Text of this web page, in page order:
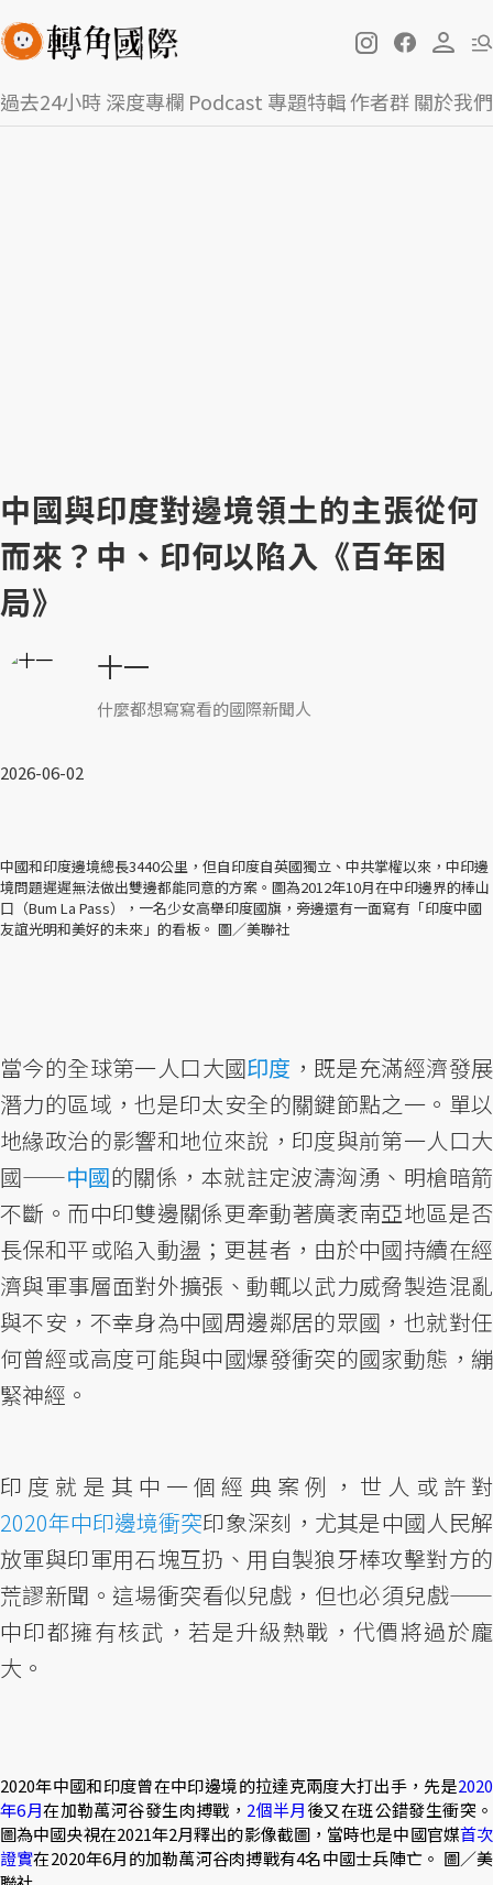
過去24小時深度專欄 Podcast 專題特輯作者群關於我們
中國與印度對邊境領土的主張從何
而來？中、印何以陷入《百年困
局》
十一
什麼都想寫寫看的國際新聞人
2026-06-02
中國和印度邊境總長3440公里，但自印度自英國獨立、中共掌權以來，中印邊
境問題遲遲無法做出雙邊都能同意的方案。圖為2012年10月在中印邊界的棒山
口（Bum La Pass），一名少女高舉印度國旗，旁邊還有一面寫有「印度中國
友誼光明和美好的未來」的看板。 圖／美聯社
當今的全球第一人口大國印度 ，既是充滿經濟發展
潛力的區域，也是印太安全的關鍵節點之一。單以
地緣政治的影響和地位來說，印度與前第一人口大
國——中國的關係，本就註定波濤洶湧、明槍暗箭
不斷。而中印雙邊關係更牽動著廣袤南亞地區是否
長保和平或陷入動盪；更甚者，由於中國持續在經
濟與軍事層面對外擴張、動輒以武力威脅製造混亂
與不安，不幸身為中國周邊鄰居的眾國，也就對任
何曾經或高度可能與中國爆發衝突的國家動態，繃
緊神經。
印度就是其中一個經典案例，世人或許對
2020年中印邊境衝突印象深刻，尤其是中國人民解
放軍與印軍用石塊互扔、用自製狼牙棒攻擊對方的
荒謬新聞。這場衝突看似兒戲，但也必須兒戲——
中印都擁有核武，若是升級熱戰，代價將過於龐
大。
2020年中國和印度曾在中印邊境的拉達克兩度大打出手，先是2020
年6月在加勒萬河谷發生肉搏戰， 2個半月後又在班公錯發生衝突。
圖為中國央視在2021年2月釋出的影像截圖，當時也是中國官媒首次
證實在2020年6月的加勒萬河谷肉搏戰有4名中國士兵陣亡。 圖／美